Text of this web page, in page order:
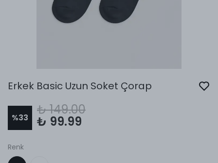
Erkek Basic Uzun Soket Çorap
%33
₺ 149.00
₺ 99.99
Renk